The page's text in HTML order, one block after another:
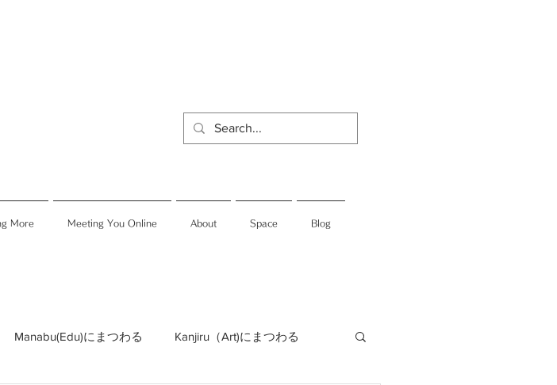
More Meeting You Online About Space Blog
Manabu(Edu)にまつわる Kanjiru（Art)にまつわる